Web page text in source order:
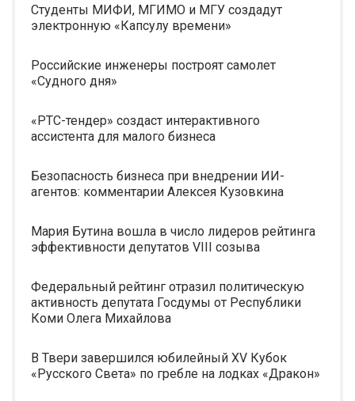
Студенты МИФИ, МГИМО и МГУ создадут
электронную «Капсулу времени»
Российские инженеры построят самолет
«Судного дня»
«РТС-тендер» создаст интерактивного
ассистента для малого бизнеса
Безопасность бизнеса при внедрении ИИ-
агентов: комментарии Алексея Кузовкина
Мария Бутина вошла в число лидеров рейтинга
эффективности депутатов VIII созыва
Федеральный рейтинг отразил политическую
активность депутата Госдумы от Республики
Коми Олега Михайлова
В Твери завершился юбилейный XV Кубок
«Русского Света» по гребле на лодках «Дракон»